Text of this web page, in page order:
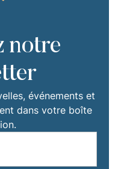
notre
événements et
dans votre boîte